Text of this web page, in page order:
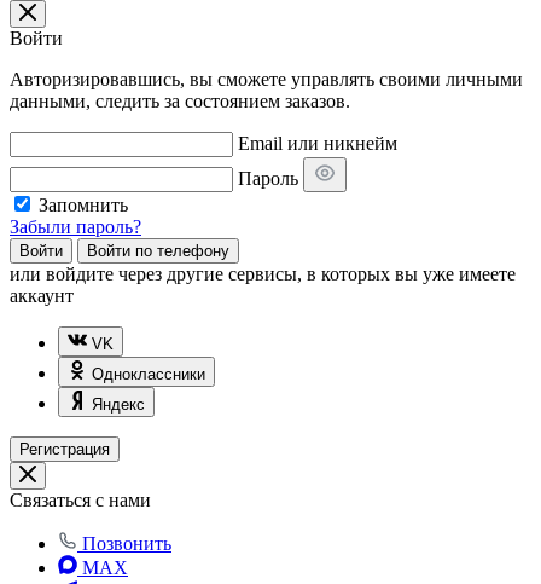
Войти
Авторизировавшись, вы сможете управлять своими личными
данными, следить за состоянием заказов.
Email или никнейм
Пароль
Запомнить
Забыли пароль?
Войти Войти по телефону
или войдите через другие сервисы, в которых вы уже имеете
аккаунт
VK
Одноклассники
Яндекс
Регистрация
Связаться с нами
Позвонить
MAX